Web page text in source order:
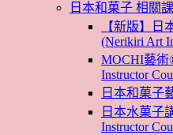
日本和菓子 相關
【新版】日
(Nerikiri Art
MOCHI藝術
Instructor
日本和菓子
日本水菓子
Instructor